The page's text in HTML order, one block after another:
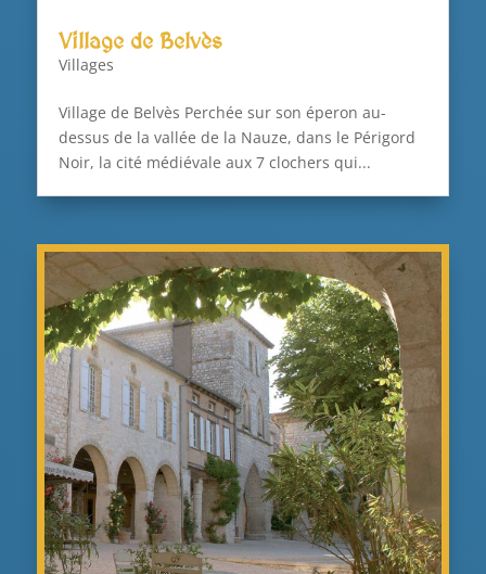
Village de Belvès
Villages
Village de Belvès Perchée sur son éperon au-
dessus de la vallée de la Nauze, dans le Périgord
Noir, la cité médiévale aux 7 clochers qui...